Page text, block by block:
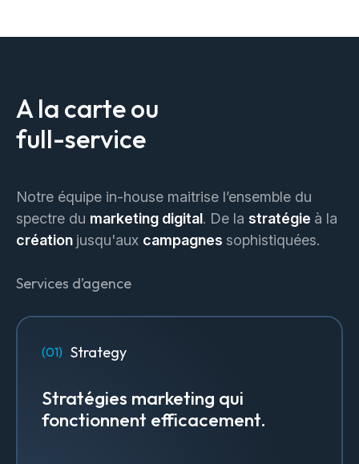
A la carte ou
full-service
Services d’agence
Notre équipe in-house maitrise l’ensemble du
spectre du marketing digital. De la stratégie à la
création jusqu'aux campagnes sophistiquées.
Strategy
Stratégies marketing qui
fonctionnent efficacement.